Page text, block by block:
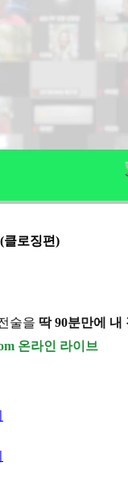
클로징편)
술을 딱 90분만에 내
온라인 라이브